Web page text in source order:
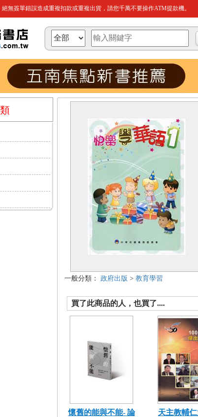
無簽單錯誤造成重複扣款或重複出貨，請您千萬不要操作ATM提款機。
一般分類： 政府出版 > 教育學習
買了此商品的人，也買了....
懷舊的能與不能- 論
天主教輔